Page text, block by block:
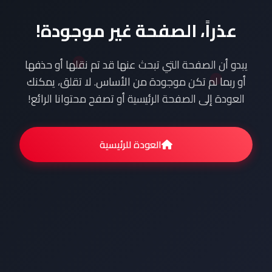
عذراً، الصفحة غير موجودة!
يبدو أن الصفحة التي تبحث عنها قد تم نقلها أو حذفها
أو ربما لم تكن موجودة من الأساس. لا تقلق، يمكنك
العودة إلى الصفحة الرئيسية أو تصفح محتوانا الرائع!
العودة للرئيسية